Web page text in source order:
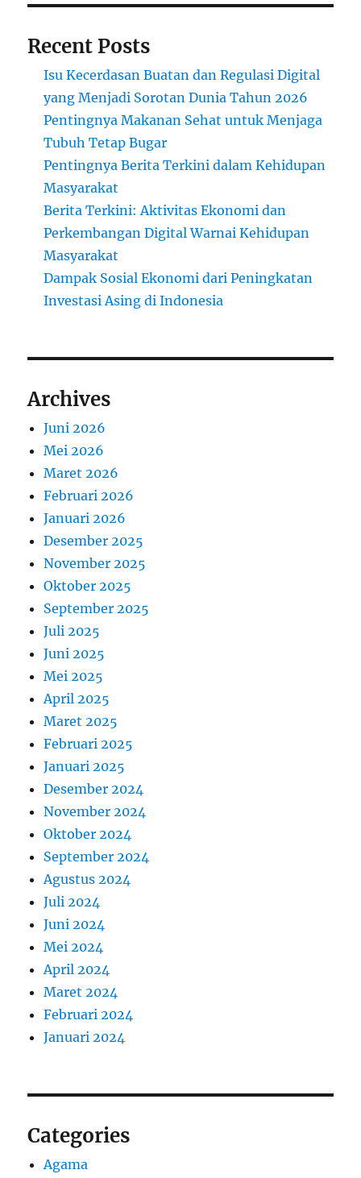
Recent Posts
Isu Kecerdasan Buatan dan Regulasi Digital
yang Menjadi Sorotan Dunia Tahun 2026
Pentingnya Makanan Sehat untuk Menjaga
Tubuh Tetap Bugar
Pentingnya Berita Terkini dalam Kehidupan
Masyarakat
Berita Terkini: Aktivitas Ekonomi dan
Perkembangan Digital Warnai Kehidupan
Masyarakat
Dampak Sosial Ekonomi dari Peningkatan
Investasi Asing di Indonesia
Archives
Juni 2026
Mei 2026
Maret 2026
Februari 2026
Januari 2026
Desember 2025
November 2025
Oktober 2025
September 2025
Juli 2025
Juni 2025
Mei 2025
April 2025
Maret 2025
Februari 2025
Januari 2025
Desember 2024
November 2024
Oktober 2024
September 2024
Agustus 2024
Juli 2024
Juni 2024
Mei 2024
April 2024
Maret 2024
Februari 2024
Januari 2024
Categories
Agama